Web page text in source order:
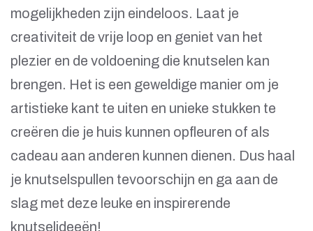
mogelijkheden zijn eindeloos. Laat je
creativiteit de vrije loop en geniet van het
plezier en de voldoening die knutselen kan
brengen. Het is een geweldige manier om je
artistieke kant te uiten en unieke stukken te
creëren die je huis kunnen opfleuren of als
cadeau aan anderen kunnen dienen. Dus haal
je knutselspullen tevoorschijn en ga aan de
slag met deze leuke en inspirerende
knutselideeën!